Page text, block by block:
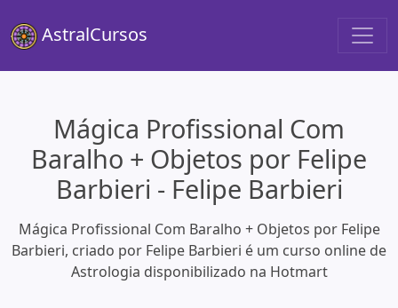
AstralCursos
Mágica Profissional Com
Baralho + Objetos por Felipe
Barbieri - Felipe Barbieri
Mágica Profissional Com Baralho + Objetos por Felipe
Barbieri, criado por Felipe Barbieri é um curso online de
Astrologia disponibilizado na Hotmart